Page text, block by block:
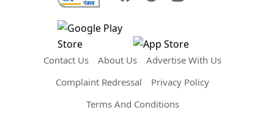
Contact Us About Us
Advertise With Us
Complaint Redressal
Privacy Policy
Terms And Conditions